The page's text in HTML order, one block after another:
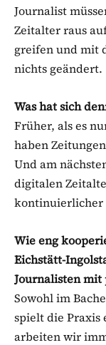
Journalist
Zeitalter raus
greifen und mit
nichts geändert.
Was hat sich
Früher, als es
haben
Und am
digitalen
kontinuierlicher
Wie eng
Eichstätt-
Journalisten mit
Sowohl im
spielt die Praxis
arbeiten wir